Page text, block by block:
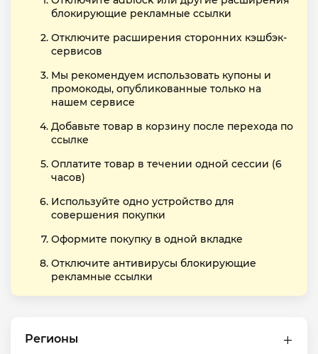
блокирующие рекламные ссылки
Отключите расширения сторонних кэшбэк-
сервисов
Мы рекомендуем использовать купоны и
промокоды, опубликованные только на
нашем сервисе
Добавьте товар в корзину после перехода по
ссылке
Оплатите товар в течении одной сессии (6
часов)
Используйте одно устройство для
совершения покупки
Оформите покупку в одной вкладке
Отключите антивирусы блокирующие
рекламные ссылки
Регионы